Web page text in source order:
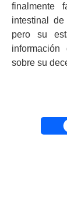
finalmente
intestinal
pero su
sobre su